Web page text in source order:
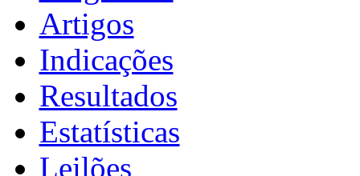
Artigos
Indicações
Resultados
Estatísticas
Leilões